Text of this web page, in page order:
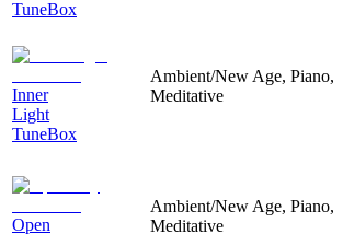
TuneBox
Inner
Light
TuneBox
Ambient/New Age, Piano,
Meditative
Open
Ambient/New Age, Piano,
Meditative